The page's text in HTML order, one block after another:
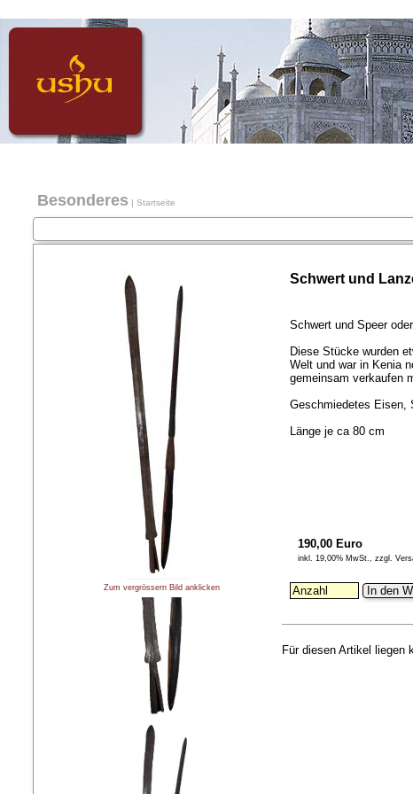
Besonderes | Startseite
Zum vergrössern Bild anklicken
Schwert und
Schwert und Speer
Diese Stücke wurden
Welt und war in Kenia
gemeinsam verkaufen
Geschmiedetes Eisen,
Länge je ca 80 cm
190,00 Euro
inkl. 19,00% MwSt., zzgl.
In den
Für diesen Artikel liegen